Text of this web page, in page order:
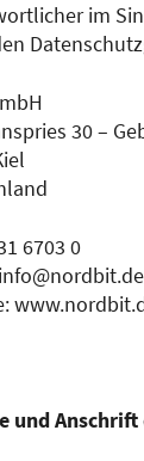
im
30 –
6703 0
und